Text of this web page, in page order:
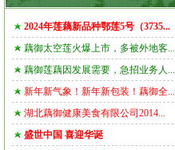
2024年莲藕新品种鄂莲5号（3735...
藕御太空莲火爆上市，多被外地客...
藕御莲藕因发展需要，急招业务人...
新年新气象！新年新包装！藕御全...
湖北藕御健康美食有限公司2014...
盛世中国 喜迎华诞